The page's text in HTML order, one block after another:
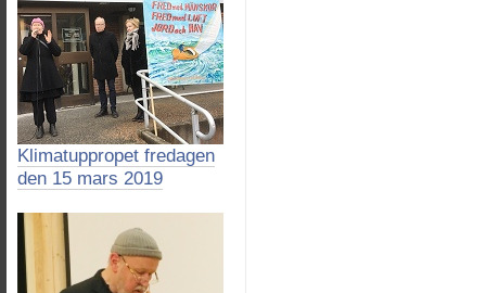
Klimatuppropet fredagen
den 15 mars 2019